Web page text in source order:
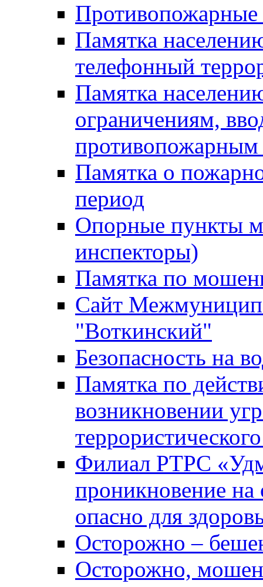
Противопожарные
Памятка
телефонный
Памятка
ограничениям,
Памятка о
период
Опорные пункты
инспекторы)
Памятка по
Сайт
"Воткинский"
Безопасность на
Памятка по
возникновении
Филиал РТРС
проникновение на
опасно для
Осторожно –
Осторожно,